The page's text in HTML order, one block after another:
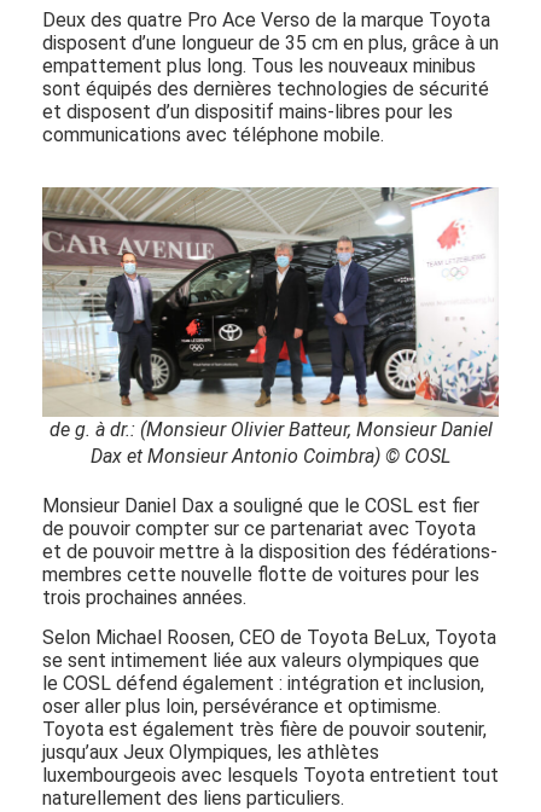
Deux des quatre Pro Ace Verso de la marque Toyota
disposent d’une longueur de 35 cm en plus, grâce à un
empattement plus long. Tous les nouveaux minibus
sont équipés des dernières technologies de sécurité
et disposent d’un dispositif mains-libres pour les
communications avec téléphone mobile.
de g. à dr.: (Monsieur Olivier Batteur, Monsieur Daniel
Dax et Monsieur Antonio Coimbra) © COSL
Monsieur Daniel Dax a souligné que le COSL est fier
de pouvoir compter sur ce partenariat avec Toyota
et de pouvoir mettre à la disposition des fédérations-
membres cette nouvelle flotte de voitures pour les
trois prochaines années.
Selon Michael Roosen, CEO de Toyota BeLux, Toyota
se sent intimement liée aux valeurs olympiques que
le COSL défend également : intégration et inclusion,
oser aller plus loin, persévérance et optimisme.
Toyota est également très fière de pouvoir soutenir,
jusqu’aux Jeux Olympiques, les athlètes
luxembourgeois avec lesquels Toyota entretient tout
naturellement des liens particuliers.